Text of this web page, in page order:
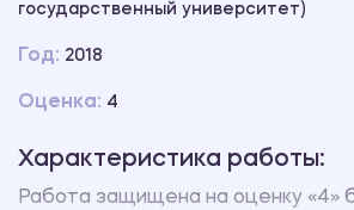
государственный университет)
Год: 2018
Оценка: 4
Характеристика работы:
Работа защищена на оценку «4»